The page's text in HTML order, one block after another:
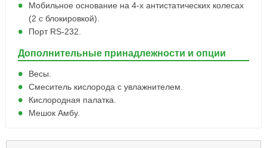
Мобильное основание на 4-х антистатических колесах
(2 с блокировкой).
Порт RS-232.
Дополнительные принадлежности и опции
Весы.
Смеситель кислорода с увлажнителем.
Кислородная палатка.
Мешок Амбу.